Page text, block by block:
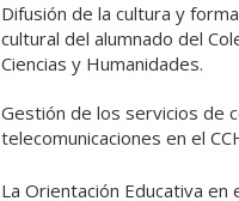
Difusión de la cultura y
cultural del alumnado del
Ciencias y Humanidades.
Gestión de los servicios de
telecomunicaciones en el
La Orientación Educativa en